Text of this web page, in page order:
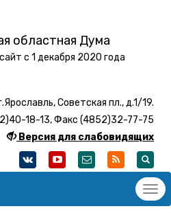
областная Дума
с 1 декабря 2020 года
Советская пл., д.1/19.
18-13, Факс (4852)32-77-75
Версия для слабовидящих